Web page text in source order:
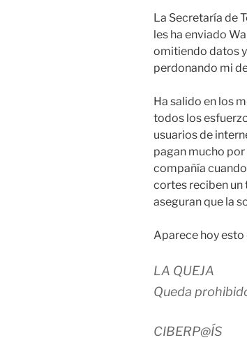
La Secretaría de
les ha enviado
omitiendo datos
perdonando mi
Ha salido en los
todos los
usuarios de
pagan mucho
compañía
cortes reciben
aseguran que la
Aparece hoy esto
LA QUEJA
Queda
CIBERP@ÍS